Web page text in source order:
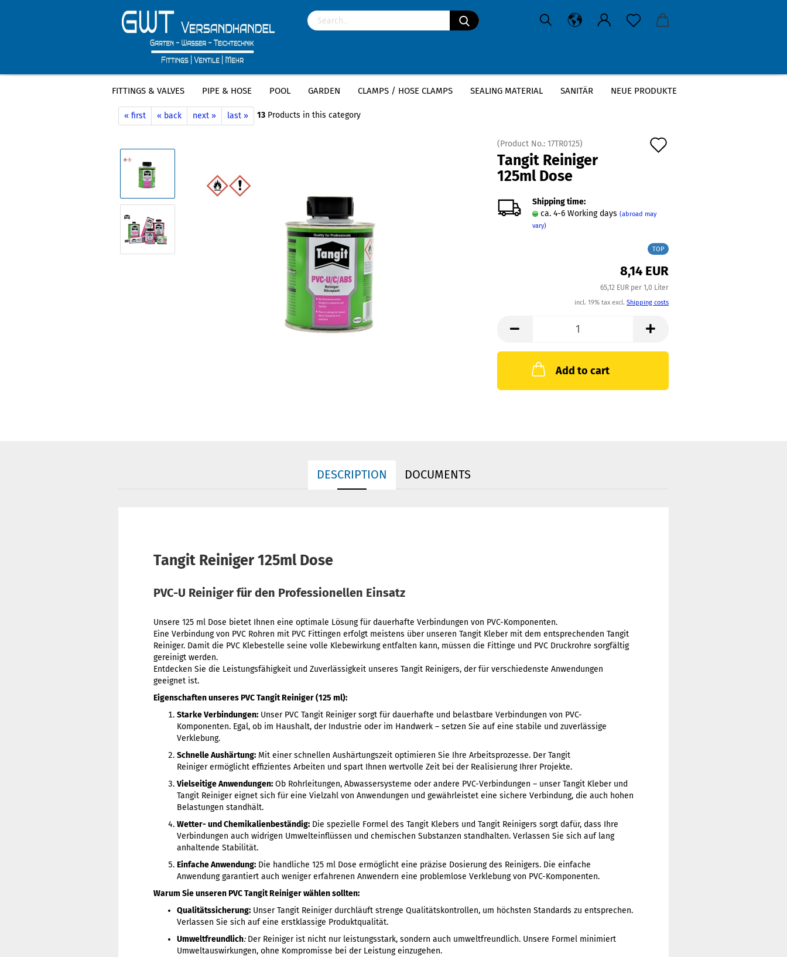
FITTINGS & VALVES PIPE & HOSE POOL GARDEN CLAMPS / HOSE CLAMPS SEALING MATERIAL SANITÄR NEUE PRODUKTE
Main page » Fittings & Valves » PVC Fittings PVC adhesive & cleaner » Tangit Reiniger 125ml Dose
« first « back next » last » 13 Products in this category
(Product No.: 17TR0125)
Tangit Reiniger
125ml Dose
Shipping time:
ca. 4-6 Working days (abroad may
vary)
TOP
8,14 EUR
65,12 EUR per 1,0 Liter
incl. 19% tax excl. Shipping costs
Add to cart
DESCRIPTION DOCUMENTS
Tangit Reiniger 125ml Dose
PVC-U Reiniger für den Professionellen Einsatz
Unsere 125 ml Dose bietet Ihnen eine optimale Lösung für dauerhafte Verbindungen von PVC-Komponenten.
Eine Verbindung von PVC Rohren mit PVC Fittingen erfolgt meistens über unseren Tangit Kleber mit dem entsprechenden Tangit
Reiniger. Damit die PVC Klebestelle seine volle Klebewirkung entfalten kann, müssen die Fittinge und PVC Druckrohre sorgfältig
gereinigt werden.
Entdecken Sie die Leistungsfähigkeit und Zuverlässigkeit unseres Tangit Reinigers, der für verschiedenste Anwendungen
geeignet ist.
Eigenschaften unseres PVC Tangit Reiniger (125 ml):
Starke Verbindungen: Unser PVC Tangit Reiniger sorgt für dauerhafte und belastbare Verbindungen von PVC-
Komponenten. Egal, ob im Haushalt, der Industrie oder im Handwerk – setzen Sie auf eine stabile und zuverlässige
Verklebung.
Schnelle Aushärtung: Mit einer schnellen Aushärtungszeit optimieren Sie Ihre Arbeitsprozesse. Der Tangit
Reiniger ermöglicht effizientes Arbeiten und spart Ihnen wertvolle Zeit bei der Realisierung Ihrer Projekte.
Vielseitige Anwendungen: Ob Rohrleitungen, Abwassersysteme oder andere PVC-Verbindungen – unser Tangit Kleber und
Tangit Reiniger eignet sich für eine Vielzahl von Anwendungen und gewährleistet eine sichere Verbindung, die auch hohen
Belastungen standhält.
Wetter- und Chemikalienbeständig: Die spezielle Formel des Tangit Klebers und Tangit Reinigers sorgt dafür, dass Ihre
Verbindungen auch widrigen Umwelteinflüssen und chemischen Substanzen standhalten. Verlassen Sie sich auf lang
anhaltende Stabilität.
Einfache Anwendung: Die handliche 125 ml Dose ermöglicht eine präzise Dosierung des Reinigers. Die einfache
Anwendung garantiert auch weniger erfahrenen Anwendern eine problemlose Verklebung von PVC-Komponenten.
Warum Sie unseren PVC Tangit Reiniger wählen sollten:
Qualitätssicherung: Unser Tangit Reiniger durchläuft strenge Qualitätskontrollen, um höchsten Standards zu entsprechen.
Verlassen Sie sich auf eine erstklassige Produktqualität.
Umweltfreundlich:Der Reiniger ist nicht nur leistungsstark, sondern auch umweltfreundlich. Unsere Formel minimiert
Umweltauswirkungen, ohne Kompromisse bei der Leistung einzugehen.